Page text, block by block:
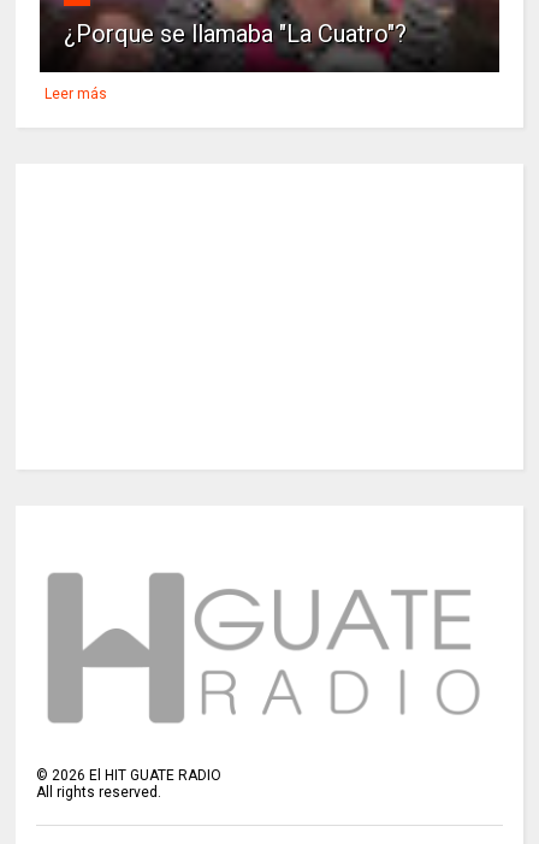
¿Porque se llamaba "La Cuatro"?
Leer más
©2026 El HIT GUATE RADIO
All rights reserved.